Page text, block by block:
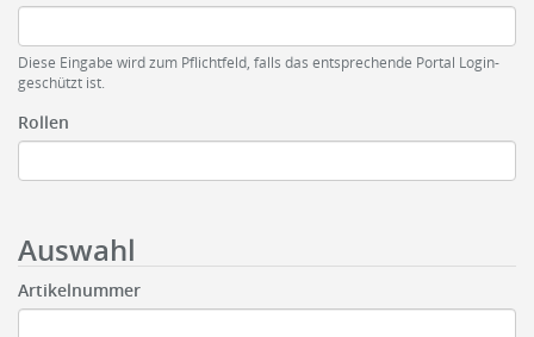
Diese Eingabe wird zum Pflichtfeld, falls das entsprechende Portal Login-
geschützt ist.
Rollen
Auswahl
Artikelnummer